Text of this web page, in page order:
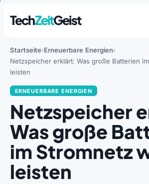
TechZeitGeist
Startseite Erneuerbare Energien
Netzspeicher erklärt: Was große Batterien
leisten
ERNEUERBARE ENERGIEN
Netzspeicher
Was große
im Stromnetz
leisten